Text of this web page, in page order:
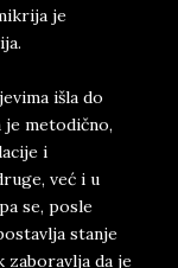
je
išla do
je metodično,
i
već i u
se, posle
stanje
zaboravlja da je